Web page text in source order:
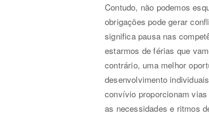
Contudo, não podemos
obrigações pode gerar
significa pausa nas
estarmos de férias que
contrário, uma melhor
desenvolvimento
convívio proporcionam
as necessidades e ritmos